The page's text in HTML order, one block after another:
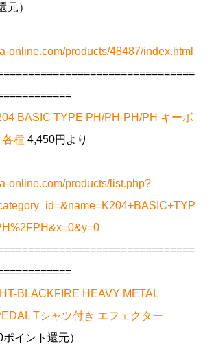
元）
online.com/products/48487/index.html
BASIC TYPE PH/PH-PH/PH キーボ
各種 4,450円より
online.com/products/list.php?
BLACKFIRE HEAVY METAL
Tシャツ付き エフェクター
イント還元）